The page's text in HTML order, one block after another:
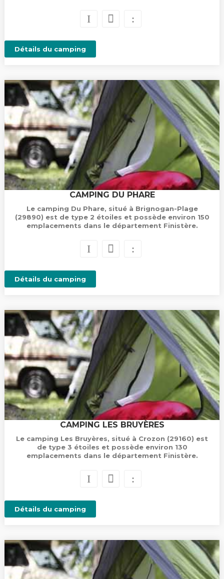
Détails du camping
CAMPING DU PHARE
Le camping Du Phare, situé à Brignogan-Plage
(29890) est de type 2 étoiles et possède environ 150
emplacements dans le département Finistère.
Détails du camping
CAMPING LES BRUYÈRES
Le camping Les Bruyères, situé à Crozon (29160) est
de type 3 étoiles et possède environ 130
emplacements dans le département Finistère.
Détails du camping